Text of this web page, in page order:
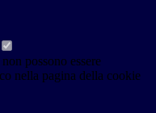
possono essere
nella pagina della cookie